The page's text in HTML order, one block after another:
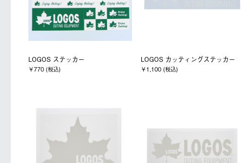
LOGOS ステッカー
￥770 (税込)
LOGOS カッティングステッカー
￥1,100 (税込)